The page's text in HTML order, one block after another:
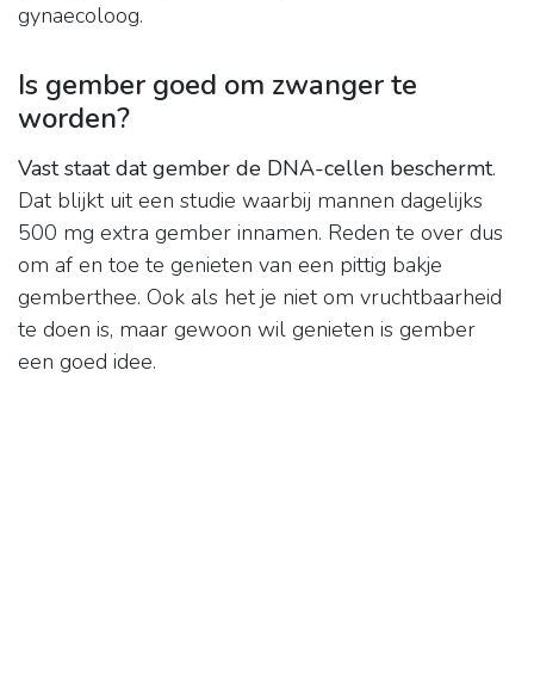
gynaecoloog.
Is gember goed om zwanger te
worden?
Vast staat dat gember de DNA-cellen beschermt.
Dat blijkt uit een studie waarbij mannen dagelijks
500 mg extra gember innamen. Reden te over dus
om af en toe te genieten van een pittig bakje
gemberthee. Ook als het je niet om vruchtbaarheid
te doen is, maar gewoon wil genieten is gember
een goed idee.